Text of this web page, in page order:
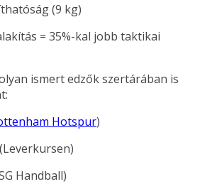
(9 kg)
= 35%-kal jobb taktikai
ismert edzők szertárában is
Hotspur)
Handball)